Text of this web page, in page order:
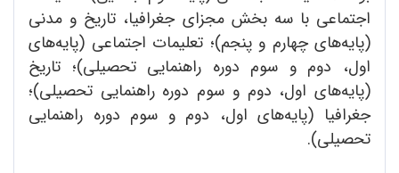
اجتماعی با سه بخش مجزای جغرافیا، تاریخ و مدنی
(پایه‌های چهارم و پنجم)؛ تعلیمات اجتماعی (پایه‌های
اول، دوم و سوم دوره راهنمایی تحصیلی)؛ تاریخ
(پایه‌های اول، دوم و سوم دوره راهنمایی تحصیلی)؛
جغرافیا (پایه‌های اول، دوم و سوم دوره راهنمایی
تحصیلی).